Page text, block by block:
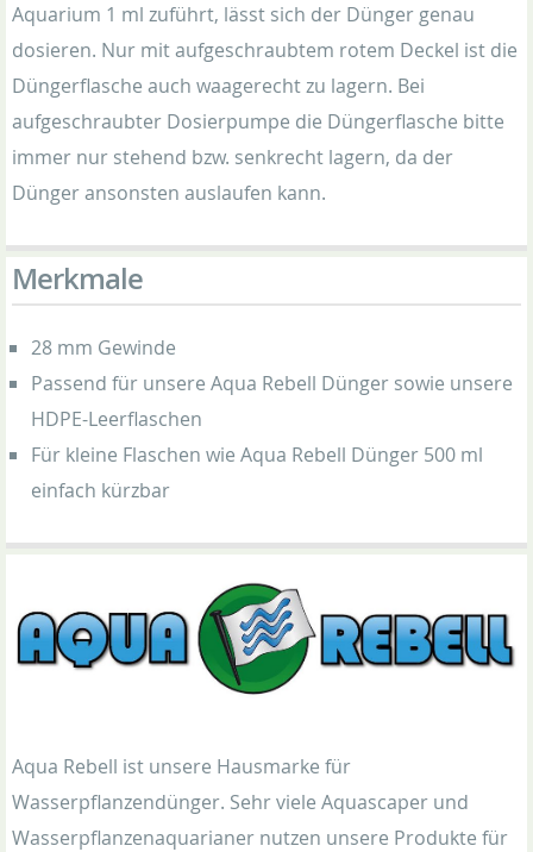
Aquarium 1 ml zuführt, lässt sich der Dünger genau
dosieren. Nur mit aufgeschraubtem rotem Deckel ist die
Düngerflasche auch waagerecht zu lagern. Bei
aufgeschraubter Dosierpumpe die Düngerflasche bitte
immer nur stehend bzw. senkrecht lagern, da der
Dünger ansonsten auslaufen kann.
Merkmale
28 mm Gewinde
Passend für unsere Aqua Rebell Dünger sowie unsere
HDPE-Leerflaschen
Für kleine Flaschen wie Aqua Rebell Dünger 500 ml
einfach kürzbar
Aqua Rebell ist unsere Hausmarke für
Wasserpflanzendünger. Sehr viele Aquascaper und
Wasserpflanzenaquarianer nutzen unsere Produkte für